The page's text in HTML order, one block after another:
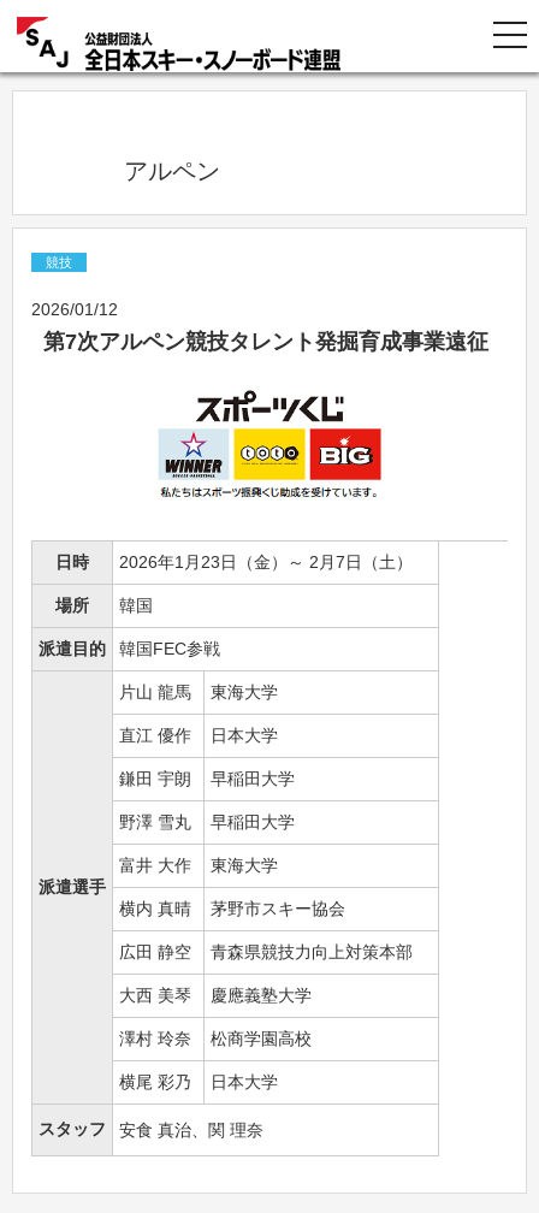
            アルペン
競技
2026/01/12
第7次アルペン競技タレント発掘育成事業遠征
日時 2026年1月23日（金）～ 2月7日（土）
場所 韓国
派遣目的 韓国FEC参戦
派遣選手
片山 龍馬 東海大学
直江 優作 日本大学
鎌田 宇朗 早稲田大学
野澤 雪丸 早稲田大学
富井 大作 東海大学
横内 真晴 茅野市スキー協会
広田 静空 青森県競技力向上対策本部
大西 美琴 慶應義塾大学
澤村 玲奈 松商学園高校
横尾 彩乃 日本大学
スタッフ 安食 真治、関 理奈